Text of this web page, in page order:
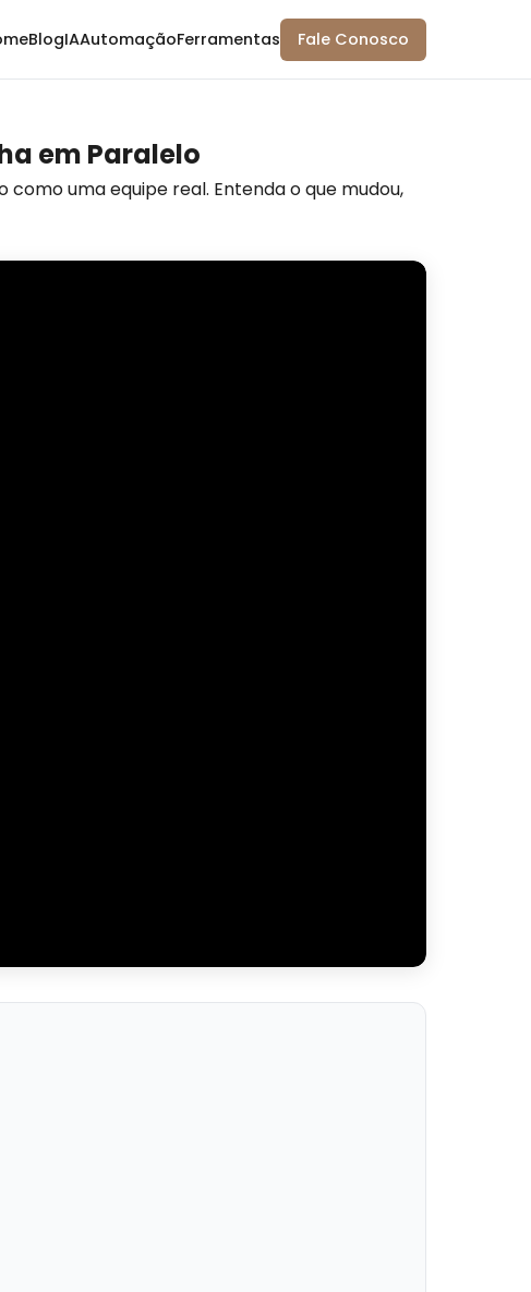
BlogIAAutomaçãoFerramentas Fale Conosco
em Paralelo
uma equipe real. Entenda o que mudou,